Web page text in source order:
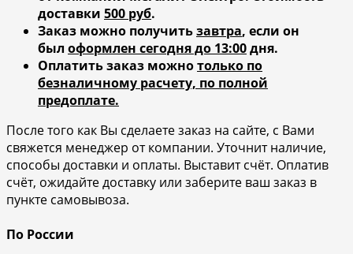
доставки 500 руб.
Заказ можно получитьзавтра, если он
был оформлен сегодня до 13:00дня.
Оплатить заказ можнотолько по
безналичному расчету, по полной
предоплате.
После того как Вы сделаете заказ на сайте, с Вами
свяжется менеджер от компании. Уточнит наличие,
способы доставки и оплаты. Выставит счёт. Оплатив
счёт, ожидайте доставку или заберите ваш заказ в
пункте самовывоза.
По России